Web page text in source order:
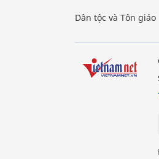
Dân tộc và Tôn giáo